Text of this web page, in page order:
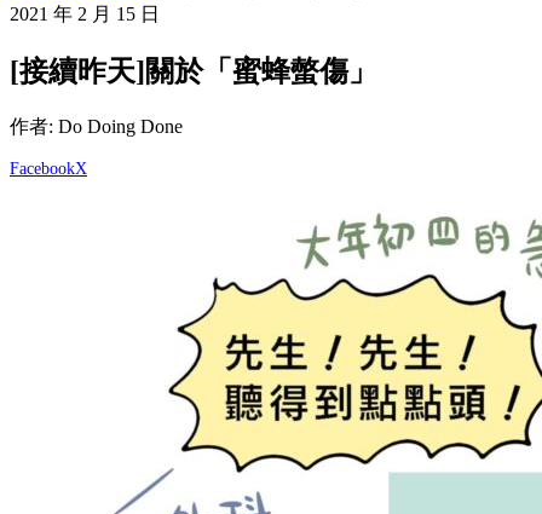
2021 年 2 月 15 日
[接續昨天]關於「蜜蜂螫傷」
作者: Do Doing Done
FacebookX